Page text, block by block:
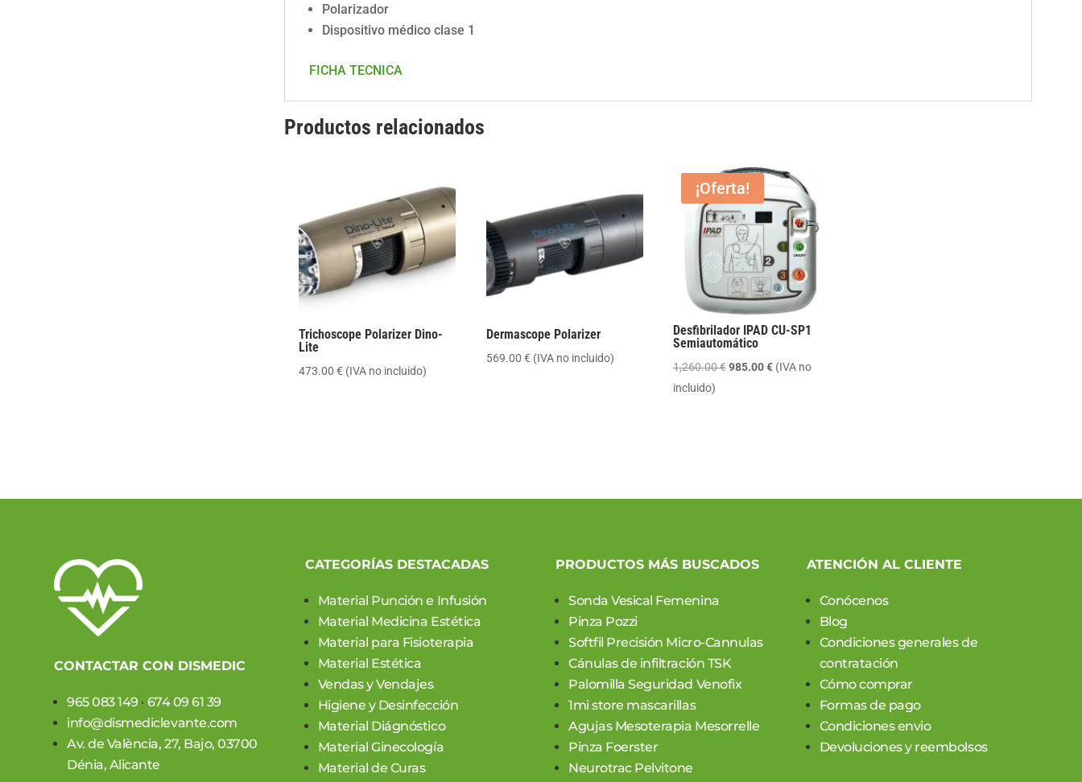
Polarizador
Dispositivo médico clase 1
FICHA TECNICA
Productos relacionados
Trichoscope Polarizer Dino-
Lite
473.00€ (IVA no incluido)
Dermascope Polarizer
569.00 € (IVA no incluido)
¡Oferta!
Desfibrilador IPAD CU-SP1
Semiautomático
1,260.00€ El
985.00€El(IVA no
incluido)
CONTACTAR CON DISMEDIC
965 083 149 · 674 09 61 39
info@dismediclevante.com
Av. de València, 27, Bajo, 03700
Dénia, Alicante
CATEGORÍAS DESTACADAS
Material Punción e Infusión
Material Medicina Estética
Material para Fisioterapia
Material Estética
Vendas y Vendajes
Higiene y Desinfección
Material Diágnóstico
Material Ginecología
Material de Curas
PRODUCTOS MÁS BUSCADOS
Sonda Vesical Femenina
Pinza Pozzi
Softfil Precisión Micro-Cannulas
Cánulas de infiltración TSK
Palomilla Seguridad Venofix
1mi store mascarillas
Agujas Mesoterapia Mesorrelle
Pinza Foerster
Neurotrac Pelvitone
ATENCIÓN AL CLIENTE
Conócenos
Blog
Condiciones generales de
contratación
Cómo comprar
Formas de pago
Condiciones envio
Devoluciones y reembolsos